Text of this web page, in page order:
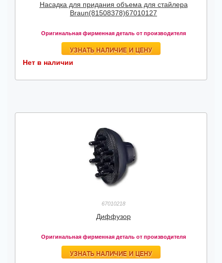
Насадка для придания объема для стайлера
Braun(81508378)67010127
Оригинальная фирменная деталь от производителя
УЗНАТЬ НАЛИЧИЕ И ЦЕНУ
Нет в наличии
67010218
Диффузор
Оригинальная фирменная деталь от производителя
УЗНАТЬ НАЛИЧИЕ И ЦЕНУ